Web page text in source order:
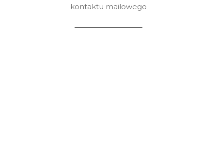
kontaktu mailowego